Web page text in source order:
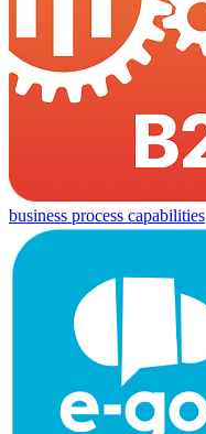
business process capabilities